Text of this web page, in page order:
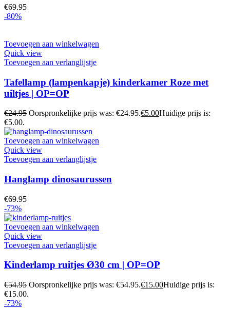
€69.95
-80%
Toevoegen aan winkelwagen
Quick view
Toevoegen aan verlanglijstje
Tafellamp (lampenkapje) kinderkamer Roze met
uiltjes | OP=OP
€24.95 Oorspronkelijke prijs was: €24.95.€5.00Huidige prijs is:
€5.00.
Toevoegen aan winkelwagen
Quick view
Toevoegen aan verlanglijstje
Hanglamp dinosaurussen
€69.95
-73%
Toevoegen aan winkelwagen
Quick view
Toevoegen aan verlanglijstje
Kinderlamp ruitjes Ø30 cm | OP=OP
€54.95 Oorspronkelijke prijs was: €54.95.€15.00Huidige prijs is:
€15.00.
-73%